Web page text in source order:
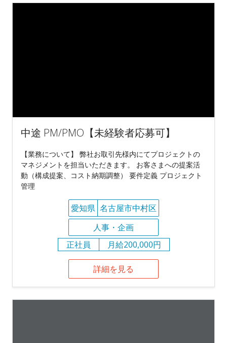
中途 PM/PMO【未経験者応募可】
【業務について】 弊社お取引先様内にてプロジェクトの
マネジメントを担当いただきます。 お客さまへの提案活
動（構成提案、コスト納期調整） 要件定義 プロジェクト
管理
愛知県 名古屋市中村区
人事・企画
正社員
月給200,000円
詳細を見る